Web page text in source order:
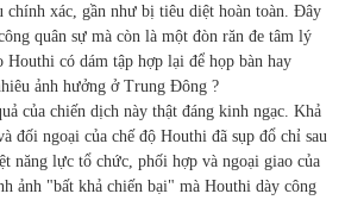
chính xác, gần như bị tiêu diệt hoàn toàn. Đây
quân sự mà còn là một đòn răn đe tâm lý
Houthi có dám tập hợp lại để họp bàn hay
ảnh hưởng ở Trung Đông ?
của chiến dịch này thật đáng kinh ngạc. Khả
đối ngoại của chế độ Houthi đã sụp đổ chỉ sau
năng lực tổ chức, phối hợp và ngoại giao của
ảnh "bất khả chiến bại" mà Houthi dày công